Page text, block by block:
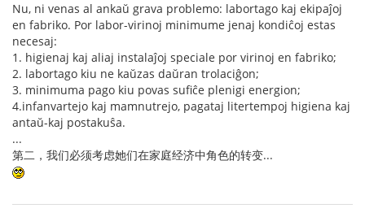
Nu, ni venas al ankaŭ grava problemo: labortago kaj ekipaĵoj
en fabriko. Por labor-virinoj minimume jenaj kondiĉoj estas
necesaj:
1. higienaj kaj aliaj instalaĵoj speciale por virinoj en fabriko;
2. labortago kiu ne kaŭzas daŭran trolaciĝon;
3. minimuma pago kiu povas sufiĉe plenigi energion;
4.infanvartejo kaj mamnutrejo, pagataj litertempoj higiena kaj
antaŭ-kaj postakuŝa.
...
第二，我们必须考虑她们在家庭经济中角色的转变...